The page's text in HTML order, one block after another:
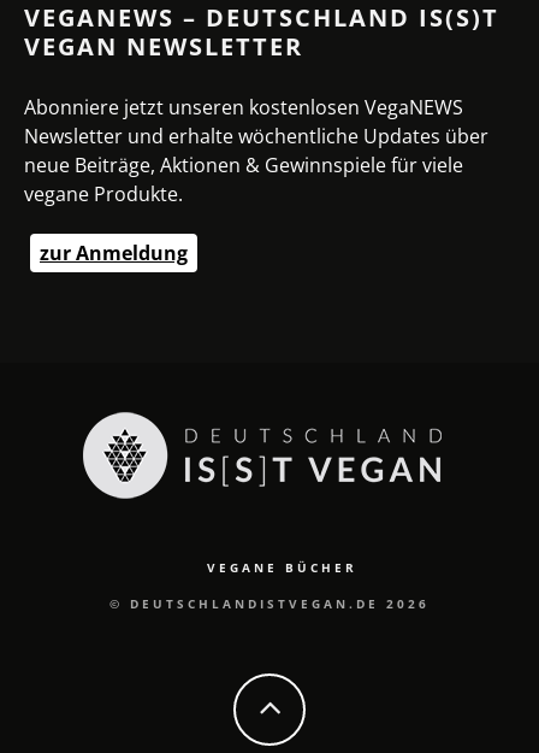
VEGANEWS – DEUTSCHLAND IS(S)T
VEGAN NEWSLETTER
Abonniere jetzt unseren kostenlosen VegaNEWS
Newsletter und erhalte wöchentliche Updates über
neue Beiträge, Aktionen & Gewinnspiele für viele
vegane Produkte.
zur Anmeldung
VEGANE BÜCHER
© DEUTSCHLANDISTVEGAN.DE 2026